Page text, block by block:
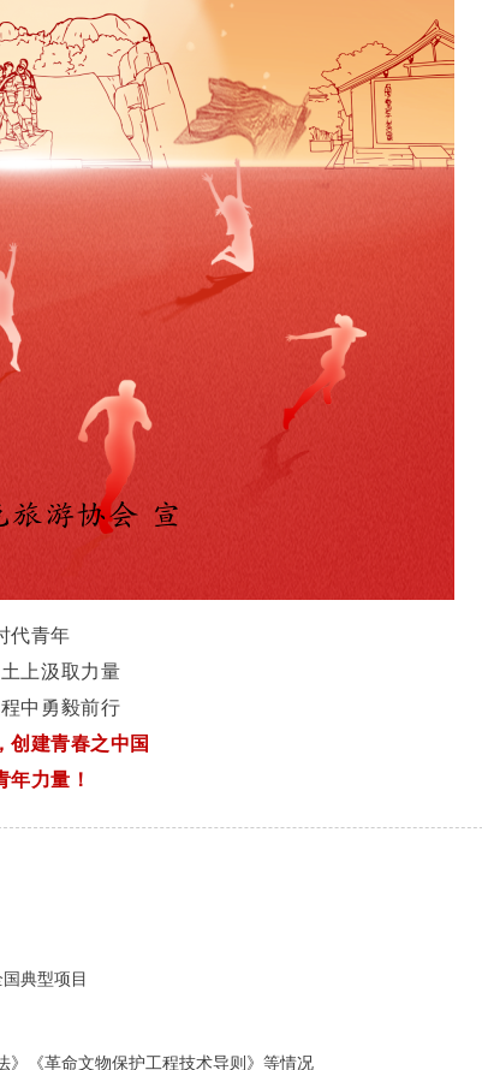
代青年
上汲取力量
中勇毅前行
创建青春之中国
年力量！
典型项目
》《革命文物保护工程技术导则》等情况